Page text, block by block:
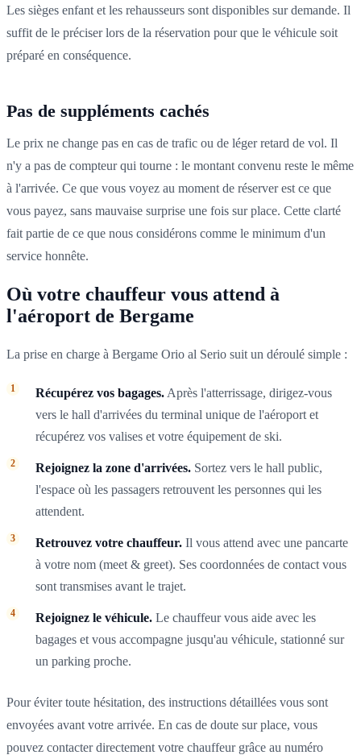
Les sièges enfant et les rehausseurs sont disponibles sur demande. Il
suffit de le préciser lors de la réservation pour que le véhicule soit
préparé en conséquence.
Pas de suppléments cachés
Le prix ne change pas en cas de trafic ou de léger retard de vol. Il
n'y a pas de compteur qui tourne : le montant convenu reste le même
à l'arrivée. Ce que vous voyez au moment de réserver est ce que
vous payez, sans mauvaise surprise une fois sur place. Cette clarté
fait partie de ce que nous considérons comme le minimum d'un
service honnête.
Où votre chauffeur vous attend à
l'aéroport de Bergame
La prise en charge à Bergame Orio al Serio suit un déroulé simple :
Récupérez vos bagages. Après l'atterrissage, dirigez-vous
vers le hall d'arrivées du terminal unique de l'aéroport et
récupérez vos valises et votre équipement de ski.
Rejoignez la zone d'arrivées. Sortez vers le hall public,
l'espace où les passagers retrouvent les personnes qui les
attendent.
Retrouvez votre chauffeur. Il vous attend avec une pancarte
à votre nom (meet & greet). Ses coordonnées de contact vous
sont transmises avant le trajet.
Rejoignez le véhicule. Le chauffeur vous aide avec les
bagages et vous accompagne jusqu'au véhicule, stationné sur
un parking proche.
Pour éviter toute hésitation, des instructions détaillées vous sont
envoyées avant votre arrivée. En cas de doute sur place, vous
pouvez contacter directement votre chauffeur grâce au numéro